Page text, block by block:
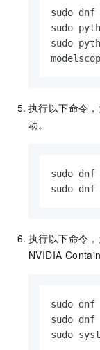
sudo
sudo
sudo
执行以下命令
动。
sudo
sudo
执行以下命令
NVIDIA
sudo
sudo
sudo